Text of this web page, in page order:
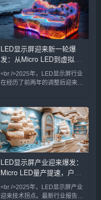
治地位正被悄然撼动。据最新行
业报告显示，2025年全球LED
显示屏市场规模预计突破120亿
美元，其中Mini LED背光产品
出货量同比增长超200%，而
Micro LED虽未完全量产，但其
在AR眼镜、车载显示等细分领
LED显示屏迎来新一轮爆
发：从Micro LED到虚拟拍
摄，产业格局正在重塑
<br />2025年，LED显示屏行业
在经历了前两年的调整后迎来强
场规模预计突破120亿美元，同
比增长18%。这一增长背后，是
Mini/Micro LED技术的加速商
用、虚拟制作（Virtual
Production）需求的爆发，以及
户外裸眼3D大屏的普及。从上
游芯片到下游应用，产业链各环
节都在经历一场深刻的效率革
LED显示屏产业迎来爆发：
Micro LED量产提速，户外
广告迈向万亿级市场
<br />2025年，LED显示屏产业
迎来技术拐点。最新行业报告显